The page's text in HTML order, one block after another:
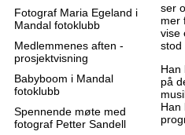
Fotograf Maria Egeland i
Mandal fotoklubb
Medlemmenes aften -
prosjektvisning
Babyboom i Mandal
fotoklubb
Spennende møte med
fotograf Petter Sandell
ser
mer
vise
stod
Han
på
Han